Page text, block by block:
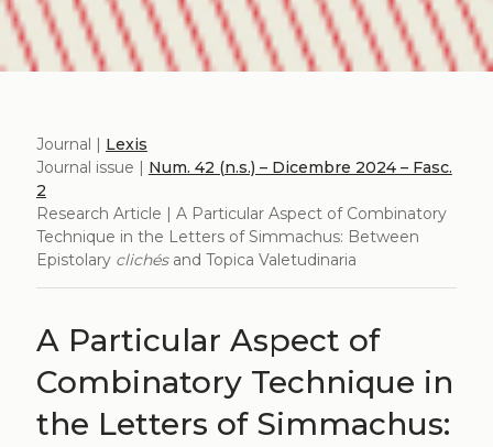
Journal | Lexis
Journal issue | Num. 42 (n.s.) – Dicembre 2024 – Fasc.
2
Research Article | A Particular Aspect of Combinatory
Technique in the Letters of Simmachus: Between
Epistolary clichésand Topica Valetudinaria
A Particular Aspect of
Combinatory Technique in
the Letters of Simmachus: